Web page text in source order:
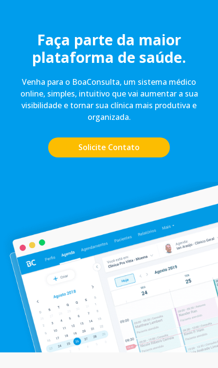
Faça parte da maior
plataforma de saúde.
Venha para o BoaConsulta, um sistema médico
online, simples, intuitivo que vai aumentar a sua
visibilidade e tornar sua clínica mais produtiva e
organizada.
Solicite Contato